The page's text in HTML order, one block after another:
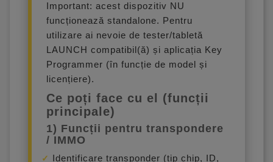
Important: acest dispozitiv NU
funcționează standalone. Pentru
utilizare ai nevoie de tester/tabletă
LAUNCH compatibil(ă) și aplicația Key
Programmer (în funcție de model și
licențiere).
Ce poți face cu el (funcții
principale)
1) Funcții pentru transpondere
/ IMMO
Identificare transponder (tip chip, ID,